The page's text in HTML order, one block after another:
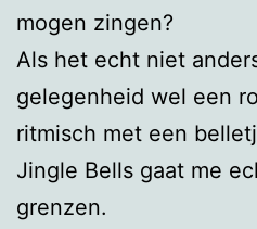
mogen zingen?
Als het echt niet
gelegenheid wel een
ritmisch met een
Jingle Bells gaat me
grenzen.